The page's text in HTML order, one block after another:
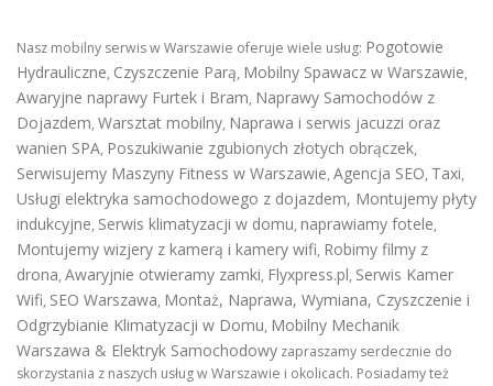
Nasz mobilny serwis w Warszawie oferuje wiele usług: Pogotowie
Hydrauliczne, Czyszczenie Parą, Mobilny Spawacz w Warszawie,
Awaryjne naprawy Furtek i Bram, Naprawy Samochodów z
Dojazdem, Warsztat mobilny, Naprawa i serwis jacuzzi oraz
wanien SPA, Poszukiwanie zgubionych złotych obrączek,
Serwisujemy Maszyny Fitness w Warszawie, Agencja SEO, Taxi,
Usługi elektryka samochodowego z dojazdem, Montujemy płyty
indukcyjne, Serwis klimatyzacji w domu, naprawiamy fotele,
Montujemy wizjery z kamerą i kamery wifi, Robimy filmy z
drona, Awaryjnie otwieramy zamki, Flyxpress.pl, Serwis Kamer
Wifi, SEO Warszawa, Montaż, Naprawa, Wymiana, Czyszczenie i
Odgrzybianie Klimatyzacji w Domu, Mobilny Mechanik
Warszawa & Elektryk Samochodowy zapraszamy serdecznie do
skorzystania z naszych usług w Warszawie i okolicach. Posiadamy też